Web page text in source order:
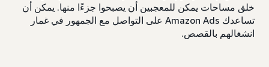
خلق مساحات يمكن للمعجبين أن يصبحوا جزءًا منها. يمكن أن
تساعدك Amazon Ads على التواصل مع الجمهور في غمار
انشغالهم بالقصص.